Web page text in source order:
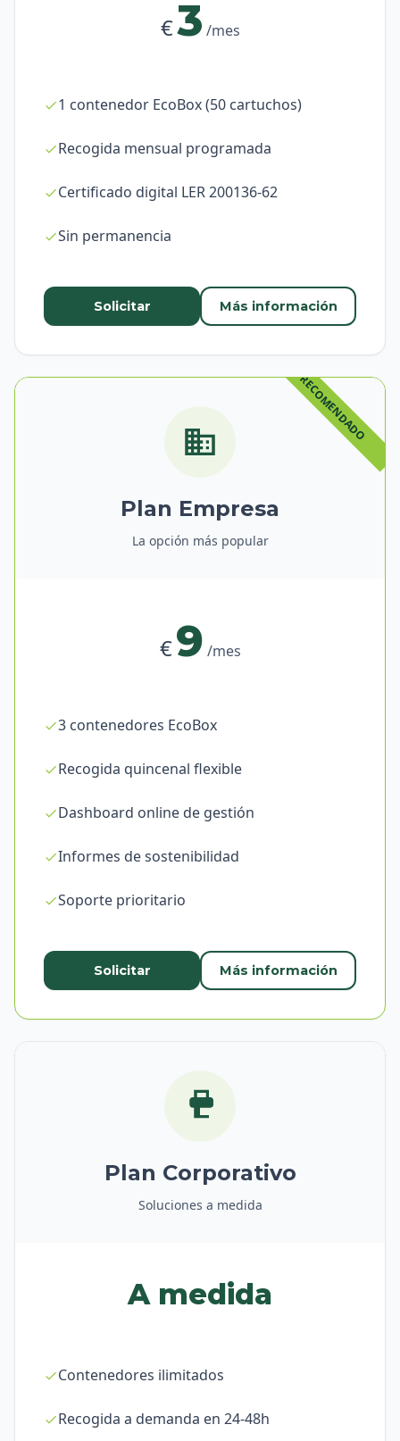
€3 /mes
1 contenedor EcoBox (50 cartuchos)
Recogida mensual programada
Certificado digital LER 200136-62
Sin permanencia
Solicitar Más información
Plan Empresa
La opción más popular
€9 /mes
3 contenedores EcoBox
Recogida quincenal flexible
Dashboard online de gestión
Informes de sostenibilidad
Soporte prioritario
Solicitar Más información
Plan Corporativo
Soluciones a medida
A medida
Contenedores ilimitados
Recogida a demanda en 24-48h